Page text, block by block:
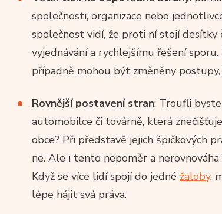
společnosti, organizace nebo
společnost vidí, že proti ní stojí
vyjednávání a rychlejšímu řešení
případně mohou být změněny
Rovnější postavení stran: Troufli
automobilce či továrně, která
obce? Při představě jejich špičkových
ne. Ale i tento nepoměr a
Když se více lidí spojí do jedné žaloby,
lépe hájit svá práva.